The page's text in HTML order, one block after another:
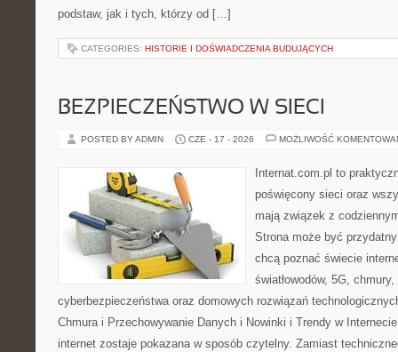
podstaw, jak i tych, którzy od […]
CATEGORIES: HISTORIE I DOŚWIADCZENIA BUDUJĄCYCH
BEZPIECZEŃSTWO W SIECI
POSTED BY ADMIN CZE - 17 - 2026 MOŻLIWOŚĆ
Internat.com.pl to
poświęcony sieci oraz
mają związek z
Strona może być
chcą poznać świecie
światłowodów, 5G,
cyberbezpieczeństwa oraz domowych rozwiązań
Chmura i Przechowywanie Danych i Nowinki i Trendy w
internet zostaje pokazana w sposób czytelny. Zamiast